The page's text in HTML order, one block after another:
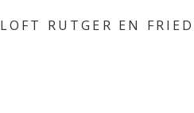
RUTGER EN